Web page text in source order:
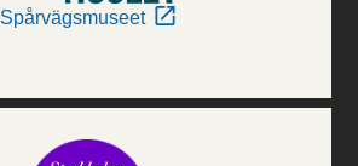
Spårvägsmuseet